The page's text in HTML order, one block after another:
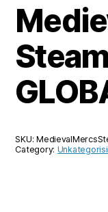
SKU:
Category: